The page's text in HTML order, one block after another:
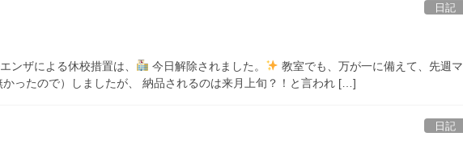
日記
ンザによる休校措置は、 今日解除されました。
教室でも、万が一に備えて、先週マ
かったので）しましたが、 納品されるのは来月上旬？！と言われ […]
日記